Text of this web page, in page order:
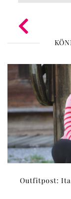
Outfitpost: